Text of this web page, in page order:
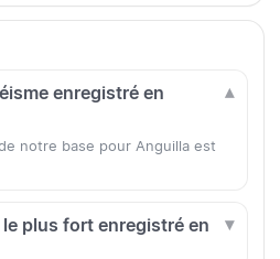
enregistré en
notre base pour Anguilla est
le plus fort enregistré en